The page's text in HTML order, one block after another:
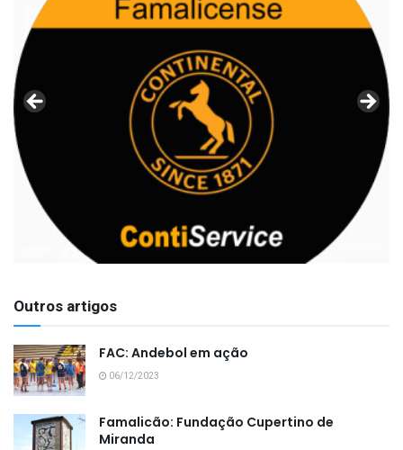
Outros artigos
FAC: Andebol em ação
06/12/2023
Famalicão: Fundação Cupertino de
Miranda